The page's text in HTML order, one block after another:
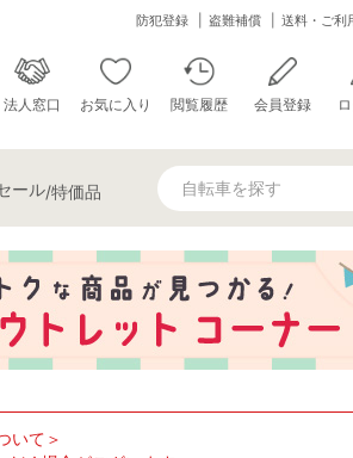
防犯登録 盗難補償 送料・ご利
法人窓口 お気に入り 閲覧履歴 会員登録
ール/特価品
いて＞